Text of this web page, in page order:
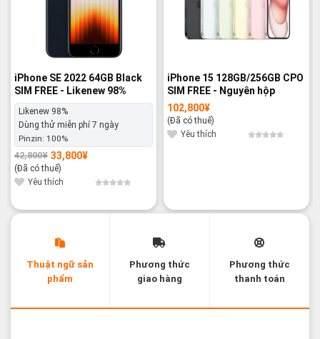
iPhone SE 2022 64GB Black
SIM FREE - Likenew 98%
Likenew 98%
Dùng thử miễn phí 7 ngày
Pinzin: 100%
42,800¥
Giá
gốc
là:
42,800¥.
33,800¥
Giá
hiện
tại
là:
33,800¥.
(Đã có thuế)
Yêu thích
iPhone 15 128GB/256GB CPO
SIM FREE - Nguyên hộp
102,800¥
(Đã có thuế)
Yêu thích
Thuật ngữ sản
phẩm
Phương thức
giao hàng
Phương thức
thanh toán